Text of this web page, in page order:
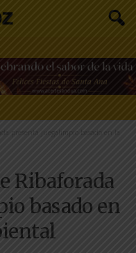
presenta Juegalimpio basado en la
Ribaforada
basado en